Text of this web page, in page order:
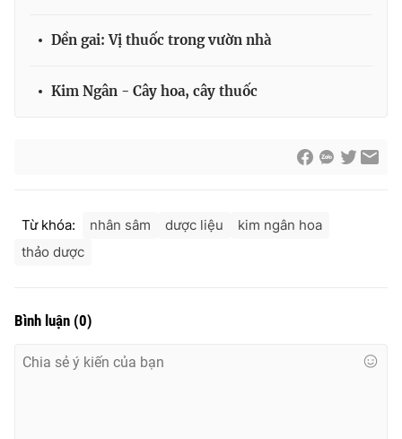
Dền gai: Vị thuốc trong vườn nhà
Kim Ngân - Cây hoa, cây thuốc
Từ khóa: nhân sâm dược liệu
kim ngân hoa
thảo dược
Bình luận (0)